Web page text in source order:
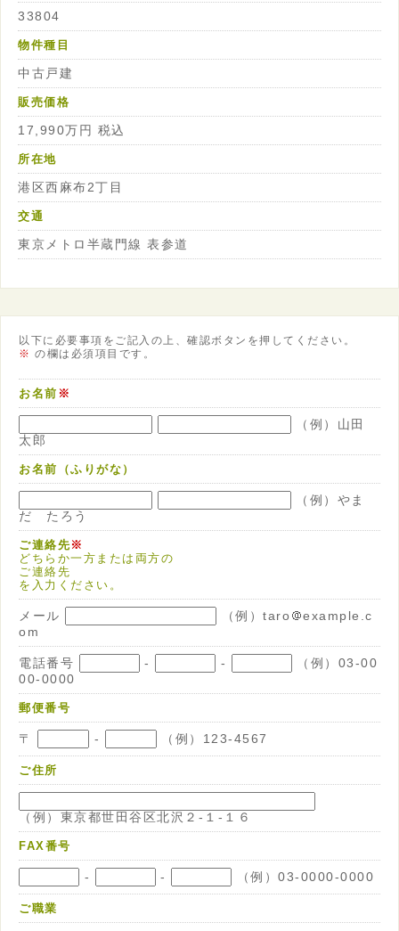
33804
物件種目
中古戸建
販売価格
17,990万円 税込
所在地
港区西麻布2丁目
交通
東京メトロ半蔵門線 表参道
以下に必要事項をご記入の上、確認ボタンを押してください。
※ の欄は必須項目です。
お名前 ※
（例）山田
太郎
お名前（ふりがな）
（例）やま
だ たろう
ご連絡先※
どちらか一方または両方の
ご連絡先
を入力ください。
メール （例）taro
example.c
om
電話番号 - -
（例）03-00
00-0000
郵便番号
〒 - （例）123-4567
ご住所
（例）東京都世田谷区北沢２-１-１６
FAX番号
- - （例）03-0000-0000
ご職業